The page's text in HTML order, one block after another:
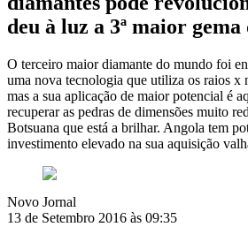
deu à luz a 3ª maior
O terceiro maior diamante do mundo foi
uma nova tecnologia que utiliza os raios x
mas a sua aplicação de maior potencial é
recuperar as pedras de dimensões muito
Botsuana que está a brilhar. Angola tem
investimento elevado na sua aquisição
Novo Jornal
13 de Setembro 2016 às 09:35